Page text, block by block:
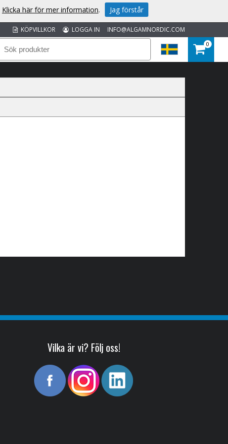
INFO@ALGAMNORDIC.COM
LOGGA IN
KÖPVILLKOR
0
Vilka är vi? Följ oss!
Klicka här för mer information. Jag förstår